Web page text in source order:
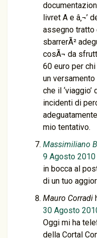
livret A e â‚¬’
assegno tratto
sbarrerÃ²
cosÃ¬ da
60 euro per
un
che il
incidenti di
mio tentativo.
Massimiliano
9 Agosto
in bocca al
di un tuo
Mauro Corradi
30 Agosto
Oggi mi ha
della Cortal